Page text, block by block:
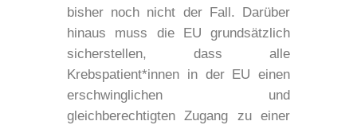
bisher noch nicht der Fall. Darüber
hinaus muss die EU grundsätzlich
sicherstellen, dass alle
Krebspatient*innen in der EU einen
erschwinglichen und
gleichberechtigten Zugang zu einer